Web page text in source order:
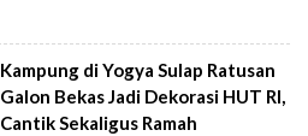
Kampung di Yogya Sulap Ratusan
Galon Bekas Jadi Dekorasi HUT RI,
Cantik Sekaligus Ramah